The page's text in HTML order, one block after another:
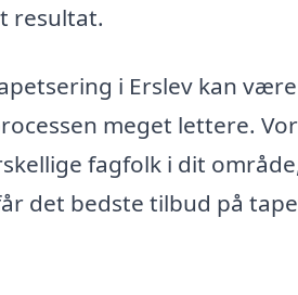
resultat.
i Erslev kan
meget lettere.
fagfolk i dit
det bedste tilbud på